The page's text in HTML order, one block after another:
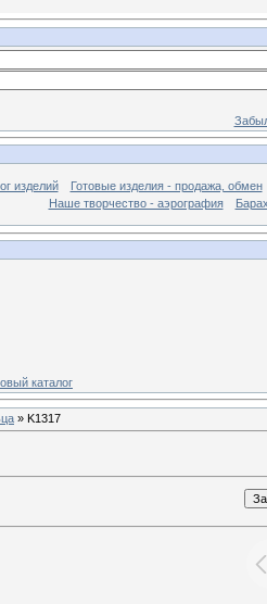
изделий
Готовые изделия - продажа, обмен
Наше творчество - аэрография
каталог
» K1317